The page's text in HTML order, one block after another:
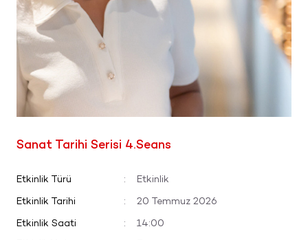
Sanat Tarihi Serisi 4.Seans
Etkinlik Türü : Etkinlik
Etkinlik Tarihi : 20 Temmuz 2026
Etkinlik Saati : 14:00